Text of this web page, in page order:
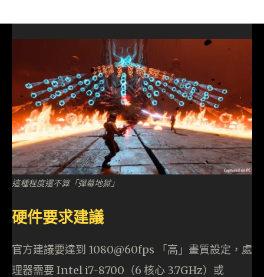
這種程度還不算「彈幕地獄」
硬件要求建議
官方建議要達到 1080@60fps 「高」畫質設定，處
理器需要 Intel i7-8700（6 核心 3.7GHz）或